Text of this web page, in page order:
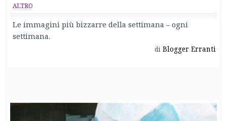
ALTRO
Le immagini più bizzarre della settimana – ogni
settimana.
di Blogger Erranti